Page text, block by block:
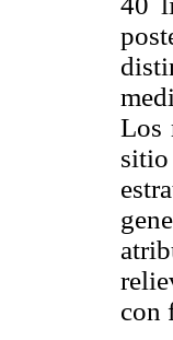
Los
con